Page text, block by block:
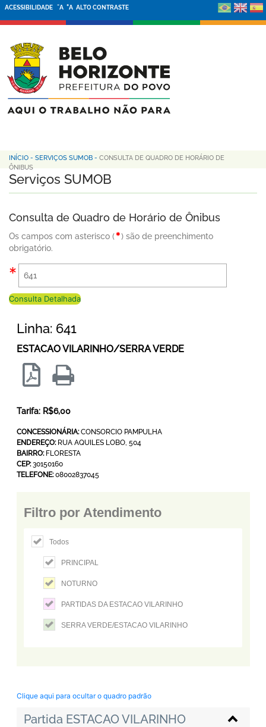
ACESSIBILIDADE -A +A ALTO CONTRASTE
INÍCIO - SERVIÇOS SUMOB - CONSULTA DE QUADRO DE HORÁRIO DE
ÔNIBUS
Serviços SUMOB
Consulta de Quadro de Horário de Ônibus
Os campos com asterisco (
) são de preenchimento
obrigatório.
Consulta Detalhada
Linha: 641
ESTACAO VILARINHO/SERRA VERDE
Tarifa: R$6,00
CONCESSIONÁRIA:CONSORCIO PAMPULHA
ENDEREÇO:RUA AQUILES LOBO, 504
BAIRRO:FLORESTA
CEP:30150160
TELEFONE:08002837045
Filtro por Atendimento
Todos
PRINCIPAL
NOTURNO
PARTIDAS DA ESTACAO VILARINHO
SERRA VERDE/ESTACAO VILARINHO
Clique aqui para ocultar o quadro padrão
Partida ESTACAO VILARINHO